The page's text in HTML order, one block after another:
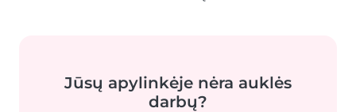
Jūsų apylinkėje nėra auklės
darbų?